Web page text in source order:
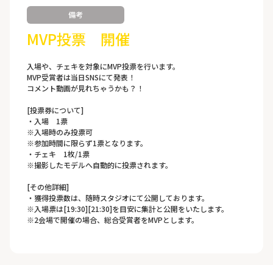
備考
MVP投票 開催
入場や、チェキを対象にMVP投票を行います。
MVP受賞者は当日SNSにて発表！
コメント動画が見れちゃうかも？！
[投票券について]
・入場 1票
※入場時のみ投票可
※参加時間に限らず1票となります。
・チェキ 1枚/1票
※撮影したモデルへ自動的に投票されます。
[その他詳細]
・獲得投票数は、随時スタジオにて公開しております。
※入場票は[19:30][21:30]を目安に集計と公開をいたします。
※2会場で開催の場合、総合受賞者をMVPとします。